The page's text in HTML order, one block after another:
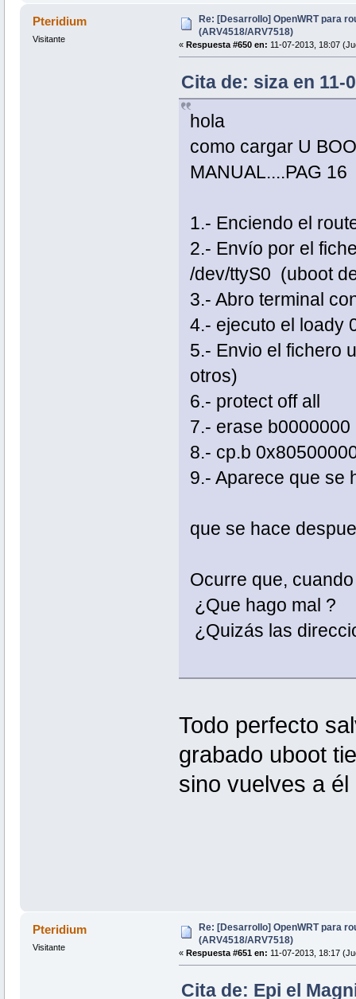
Pteridium
Visitante
Re: [Desarrollo] OpenWRT para
(ARV4518/ARV7518)
« Respuesta #650 en: 11-07-2013, 18:07
Cita de: siza en 11-
hola
como cargar U
MANUAL....PAG 16
1.- Enciendo el
2.- Envío por el
/dev/ttyS0 (uboot
3.- Abro terminal
4.- ejecuto el loady
5.- Envio el fichero
otros)
6.- protect off all
7.- erase
8.- cp.b
9.- Aparece que se
que se hace
Ocurre que,
¿Que hago mal ?
¿Quizás las
Todo perfecto
grabado uboot
sino vuelves a
Pteridium
Visitante
Re: [Desarrollo] OpenWRT para
(ARV4518/ARV7518)
« Respuesta #651 en: 11-07-2013, 18:17
Cita de: Epi el